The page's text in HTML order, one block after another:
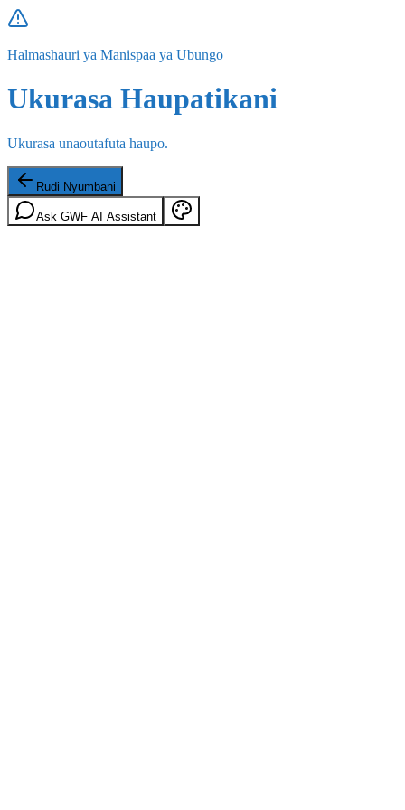
Halmashauri ya Manispaa ya Ubungo
Ukurasa Haupatikani
Ukurasa unaoutafuta haupo.
Rudi Nyumbani
Ask GWF AI Assistant